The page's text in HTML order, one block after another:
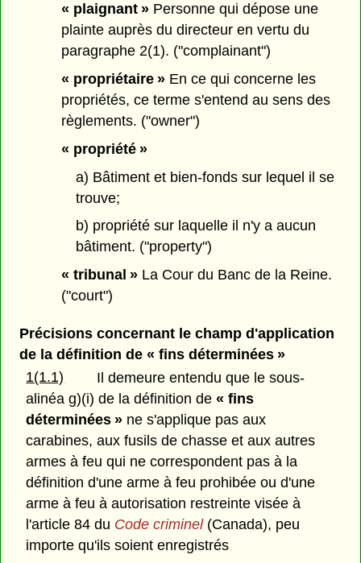
« plaignant » Personne qui dépose une
plainte auprès du directeur en vertu du
paragraphe 2(1). ("complainant")
« propriétaire » En ce qui concerne les
propriétés, ce terme s'entend au sens des
règlements. ("owner")
« propriété »
a) Bâtiment et bien-fonds sur lequel il se
trouve;
b) propriété sur laquelle il n'y a aucun
bâtiment. ("property")
« tribunal » La Cour du Banc de la Reine.
("court")
Précisions concernant le champ d'application
de la définition de « fins déterminées »
1(1.1)
Il demeure entendu que le sous-
alinéa g)(i) de la définition de« fins
déterminées » ne s'applique pas aux
carabines, aux fusils de chasse et aux autres
armes à feu qui ne correspondent pas à la
définition d'une arme à feu prohibée ou d'une
arme à feu à autorisation restreinte visée à
l'article 84 du Code criminel(Canada), peu
importe qu'ils soient enregistrés